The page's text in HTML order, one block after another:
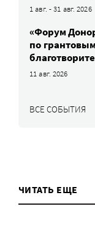
1 авг. - 31 авг. 2026
«Форум
по
11 авг. 2026
ВСЕ СОБЫТИЯ
ЧИТАТЬ ЕЩЕ